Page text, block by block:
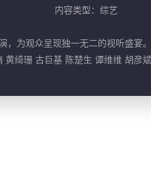
内容类型：综艺
，为观众呈现独一无二的视听盛宴。
绮珊 古巨基 陈楚生 谭维维 胡